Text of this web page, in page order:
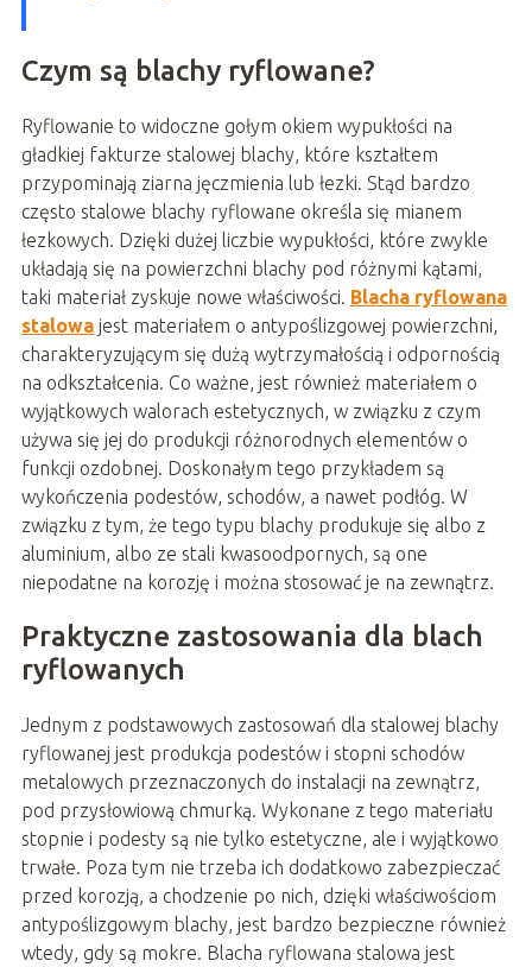
Czym są blachy ryflowane?
Ryflowanie to widoczne gołym okiem wypukłości na
gładkiej fakturze stalowej blachy, które kształtem
przypominają ziarna jęczmienia lub łezki. Stąd bardzo
często stalowe blachy ryflowane określa się mianem
łezkowych. Dzięki dużej liczbie wypukłości, które zwykle
układają się na powierzchni blachy pod różnymi kątami,
taki materiał zyskuje nowe właściwości. Blacha ryflowana
stalowajest materiałem o antypoślizgowej powierzchni,
charakteryzującym się dużą wytrzymałością i odpornością
na odkształcenia. Co ważne, jest również materiałem o
wyjątkowych walorach estetycznych, w związku z czym
używa się jej do produkcji różnorodnych elementów o
funkcji ozdobnej. Doskonałym tego przykładem są
wykończenia podestów, schodów, a nawet podłóg. W
związku z tym, że tego typu blachy produkuje się albo z
aluminium, albo ze stali kwasoodpornych, są one
niepodatne na korozję i można stosować je na zewnątrz.
Praktyczne zastosowania dla blach
ryflowanych
Jednym z podstawowych zastosowań dla stalowej blachy
ryflowanej jest produkcja podestów i stopni schodów
metalowych przeznaczonych do instalacji na zewnątrz,
pod przysłowiową chmurką. Wykonane z tego materiału
stopnie i podesty są nie tylko estetyczne, ale i wyjątkowo
trwałe. Poza tym nie trzeba ich dodatkowo zabezpieczać
przed korozją, a chodzenie po nich, dzięki właściwościom
antypoślizgowym blachy, jest bardzo bezpieczne również
wtedy, gdy są mokre. Blacha ryflowana stalowa jest